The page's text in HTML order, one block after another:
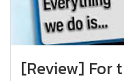
[Review] For